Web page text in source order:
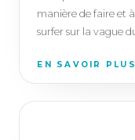
manière de faire et
surfer sur la vague
EN SAVOIR PLUS